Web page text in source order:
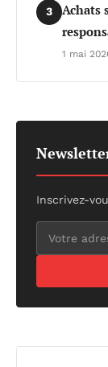
3
Achats
1 mai
Inscrivez-